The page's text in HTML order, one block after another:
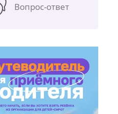
Вопрос-ответ